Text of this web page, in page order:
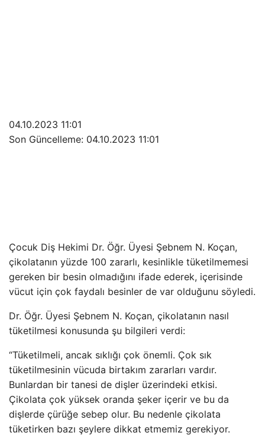
04.10.2023 11:01
Son Güncelleme: 04.10.2023 11:01
Çocuk Diş Hekimi Dr. Öğr. Üyesi Şebnem N. Koçan,
çikolatanın yüzde 100 zararlı, kesinlikle tüketilmemesi
gereken bir besin olmadığını ifade ederek, içerisinde
vücut için çok faydalı besinler de var olduğunu söyledi.
Dr. Öğr. Üyesi Şebnem N. Koçan, çikolatanın nasıl
tüketilmesi konusunda şu bilgileri verdi:
“Tüketilmeli, ancak sıklığı çok önemli. Çok sık
tüketilmesinin vücuda birtakım zararları vardır.
Bunlardan bir tanesi de dişler üzerindeki etkisi.
Çikolata çok yüksek oranda şeker içerir ve bu da
dişlerde çürüğe sebep olur. Bu nedenle çikolata
tüketirken bazı şeylere dikkat etmemiz gerekiyor.